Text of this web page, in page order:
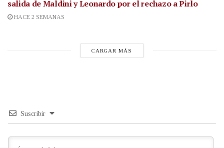
salida de Maldini y Leonardo por el rechazo a Pirlo
HACE 2 SEMANAS
CARGAR MÁS
Suscribir